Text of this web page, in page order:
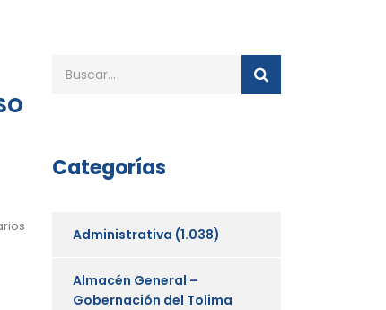
Categorías
Administrativa (1.038)
Almacén General –
Gobernación del Tolima